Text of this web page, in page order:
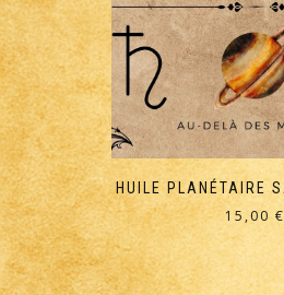
HUILE PLANÉTAIRE
15,00 €